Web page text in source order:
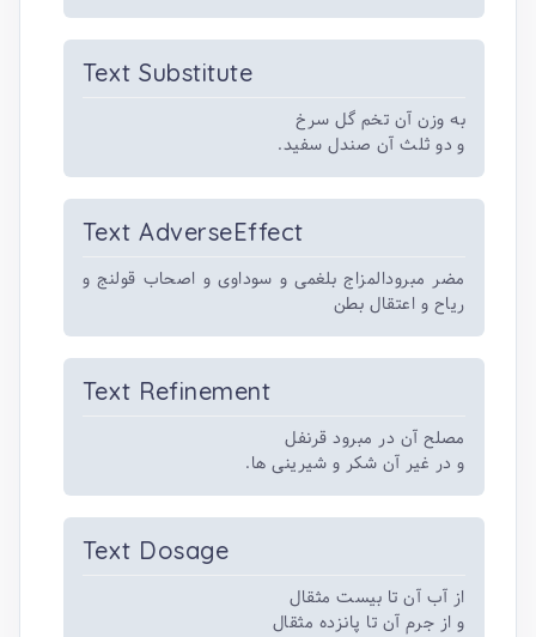
Text Substitute
به وزن آن تخم گل سرخ
و دو ثلث آن صندل سفید.
Text AdverseEffect
مضر مبرودالمزاج بلغمی و سوداوی و اصحاب قولنج و
ریاح و اعتقال بطن
Text Refinement
مصلح آن در مبرود قرنفل
و در غیر آن شکر و شیرینی ها.
Text Dosage
از آب آن تا بیست مثقال
و از جرم آن تا پانزده مثقال